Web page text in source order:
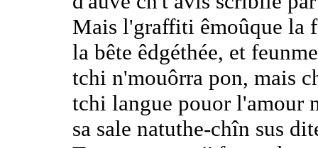
Mais l'graffiti êmoûque la
la bête êdgéthée, et
tchi n'mouôrra pon, mais
tchi langue pouor l'amour
sa sale natuthe-chîn sus